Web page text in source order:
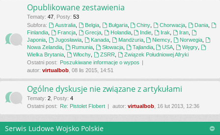
Opublikowane zestawienia
Tematy: 47 Posty: 53
Subfora:
Australia, Belgia, Bułgaria, Chiny Chorwacja Dania
Finlandia
Francja, Grecja, Holandia, Indie Irak Iran
Japonia
Jugosławia, Kanada, Mandżuria, Niemcy Norwegia
Nowa Zelandia
Rumunia, Słowacja, Tajlandia, USA Węgry
Wielka Brytania
Włochy, ZSRR
Związek Południowej Afryki
Ostatni post: Poszukiwane informacje o wypos
autor: virtualbob , 08 lis 2015, 14:51
Ogólne dyskusje nie związane z artykułami
Tematy: 2 Posty: 4
Ostatni post: Re: Pistolet Flobert autor: virtualbob , 16 lut 2013, 12:36
Serwis Ludowe Wojsko Polskie